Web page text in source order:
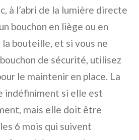
à l’abri de la lumière directe
bouchon en liège ou en
bouteille, et si vous ne
bouchon de sécurité, utilisez
le maintenir en place. La
indéfiniment si elle est
mais elle doit être
6 mois qui suivent